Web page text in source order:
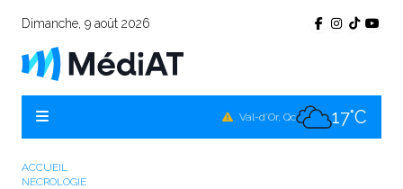
Dimanche, 9 août 2026
Val-d'Or, Qc 17°C
ACCUEIL
NÉCROLOGIE